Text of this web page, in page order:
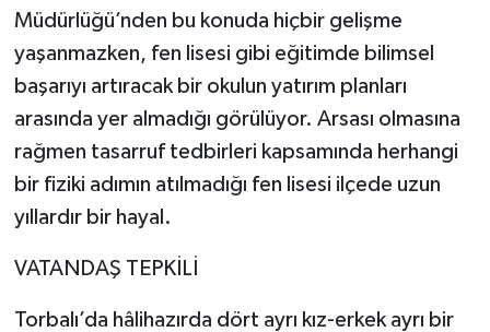
Müdürlüğü’nden bu konuda hiçbir gelişme
yaşanmazken, fen lisesi gibi eğitimde bilimsel
başarıyı artıracak bir okulun yatırım planları
arasında yer almadığı görülüyor. Arsası olmasına
rağmen tasarruf tedbirleri kapsamında herhangi
bir fiziki adımın atılmadığı fen lisesi ilçede uzun
yıllardır bir hayal.
VATANDAŞ TEPKİLİ
Torbalı’da hâlihazırda dört ayrı kız-erkek ayrı bir